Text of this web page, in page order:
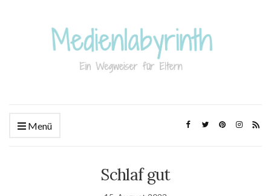
Menü
Schlaf gut